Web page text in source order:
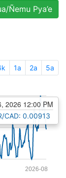
Ñemu Pya’e
1a 2a 5a
2026-08
2026 12:00 PM
CAD: 0.00913